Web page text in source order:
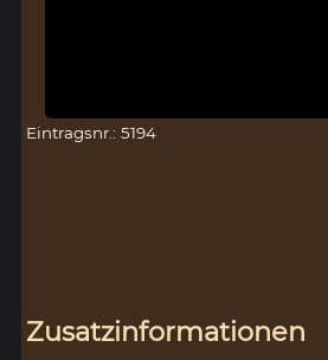
Eintragsnr.: 5194
Zusatzinformationen